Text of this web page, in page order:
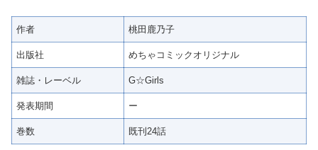
作者 桃田鹿乃子
出版社 めちゃコミックオリジナル
雑誌・レーベル G☆Girls
発表期間 ー
巻数 既刊24話